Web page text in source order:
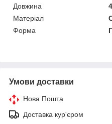
Довжина
Матеріал
Форма
Умови доставки
Нова Пошта
Доставка кур'єром